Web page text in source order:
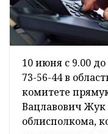
10 июня с 9.00
73-56-44 в
комитете
Вацлавович Жук
облисполкома,